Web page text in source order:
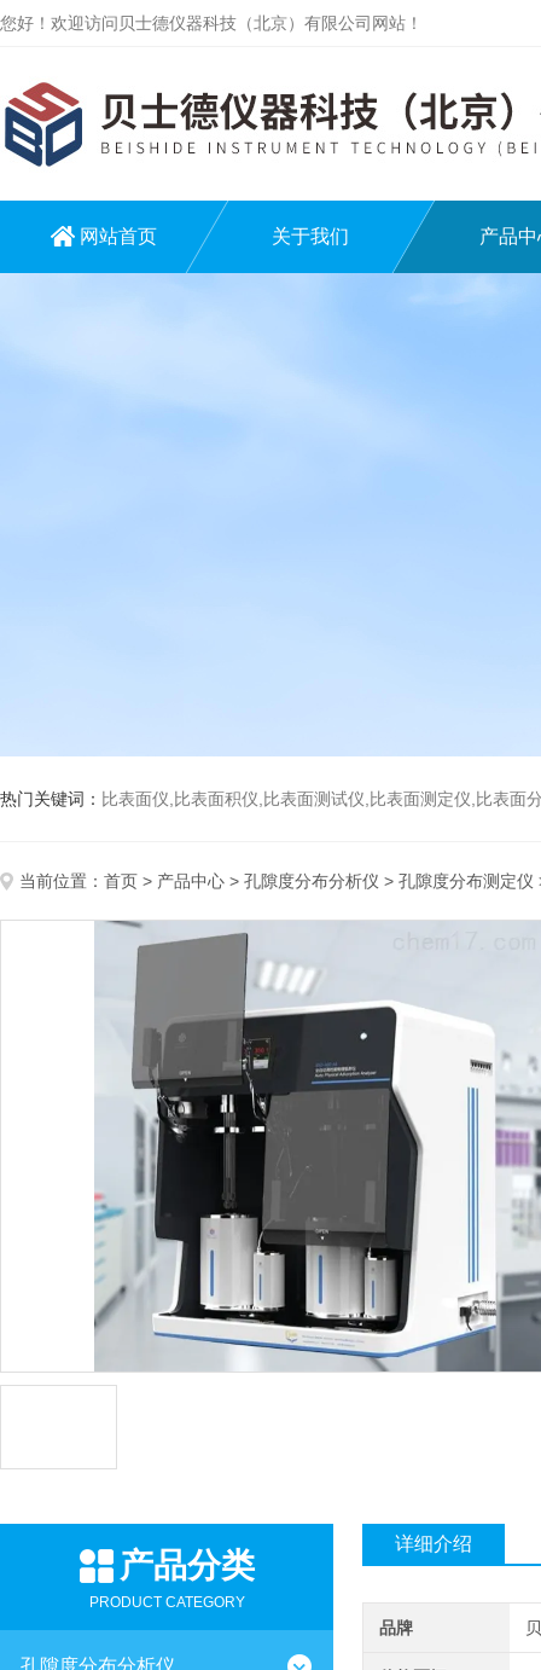
您好！欢迎访问贝士德仪器科技（北京）有限公司网站！
网站首页 关于我们 产品中
热门关键词： 比表面仪,比表面积仪,比表面测试仪,比表面测定仪,比表面分析仪,比表
当前位置： 首页 > 产品中心 > 孔隙度分布分析仪 > 孔隙度分布测定仪
产品分类
PRODUCT CATEGORY
孔隙度分布分析仪
详细介绍
品牌